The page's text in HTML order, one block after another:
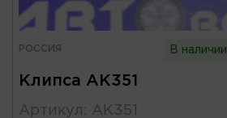
РОССИЯ В наличии
Клипса AK351
Артикул : AK351